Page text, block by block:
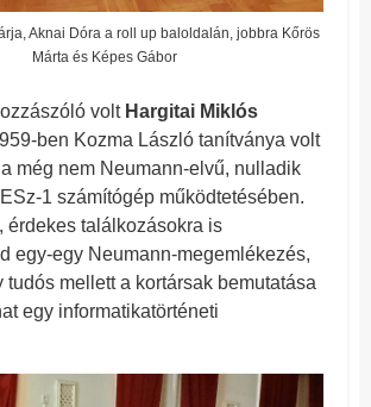
Aknai Dóra a roll up baloldalán, jobbra Kőrös
Márta és Képes Gábor
volt Hargitai Miklós
ben Kozma László tanítványa volt
még nem Neumann-elvű, nulladik
1 számítógép működtetésében.
érdekes találkozásokra is
egy-egy Neumann-megemlékezés,
tudós mellett a kortársak bemutatása
egy informatikatörténeti